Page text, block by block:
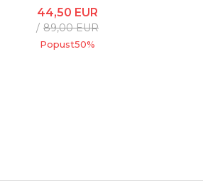
44,50 EUR
89,00EUR
Popust50%